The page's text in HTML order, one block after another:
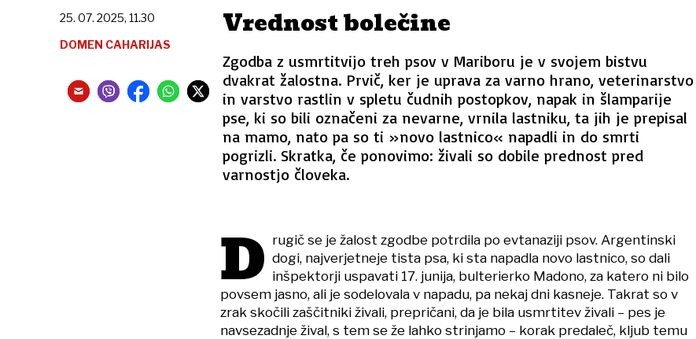
Vrednost bolečine
Zgodba z usmrtitvijo treh psov v Mariboru je v svojem bistvu
dvakrat žalostna. Prvič, ker je uprava za varno hrano, veterinarstvo
in varstvo rastlin v spletu čudnih postopkov, napak in šlamparije
pse, ki so bili označeni za nevarne, vrnila lastniku, ta jih je prepisal
na mamo, nato pa so ti »novo lastnico« napadli in do smrti
pogrizli. Skratka, če ponovimo: živali so dobile prednost pred
varnostjo človeka.
25. 07. 2025, 11.30
DOMEN CAHARIJAS
D rugič se je žalost zgodbe potrdila po evtanaziji psov. Argentinski
dogi, najverjetneje tista psa, ki sta napadla novo lastnico, so dali
inšpektorji uspavati 17. junija, bulterierko Madono, za katero ni bilo
povsem jasno, ali je sodelovala v napadu, pa nekaj dni kasneje. Takrat so v
zrak skočili zaščitniki živali, prepričani, da je bila usmrtitev živali – pes je
navsezadnje žival, s tem se že lahko strinjamo – korak predaleč, kljub temu